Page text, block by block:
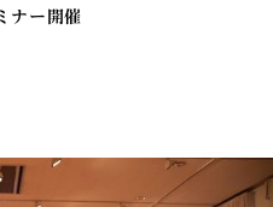
ナー開催